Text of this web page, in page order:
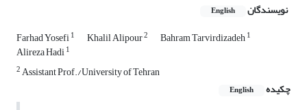
نویسندگان English
Farhad Yosefi1 Khalil Alipour2 Bahram Tarvirdizadeh1
Alireza Hadi1
2Assistant Prof./University of Tehran
چکیده
English